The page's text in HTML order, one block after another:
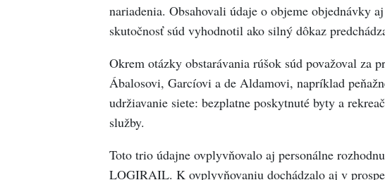
nariadenia. Obsahovali údaje o objeme objednávky
skutočnosť súd vyhodnotil ako silný dôkaz
Okrem otázky obstarávania rúšok súd považoval za
Ábalosovi, Garcíovi a de Aldamovi, napríklad
udržiavanie siete: bezplatne poskytnuté byty a
služby.
Toto trio údajne ovplyvňovalo aj personálne
LOGIRAIL. K ovplyvňovaniu dochádzalo aj v